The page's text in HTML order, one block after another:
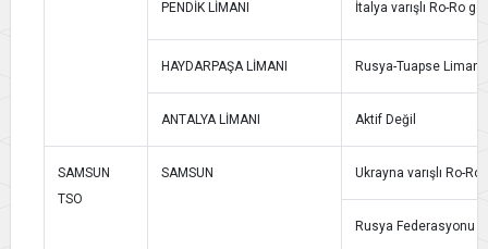
PENDİK LİMANI İtalya varışlı Ro-Ro
HAYDARPAŞA LİMANI Rusya-Tuapse Limanı
ANTALYA LİMANI Aktif Değil
SAMSUN
TSO
SAMSUN Ukrayna varışlı Ro-
Rusya Federasyonu